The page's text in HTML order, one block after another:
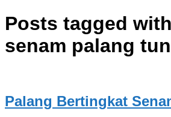
Posts tagged
senam palang
Palang Bertingkat